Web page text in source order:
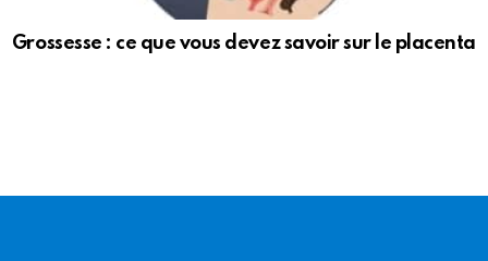
Grossesse : ce que vous devez savoir sur le placenta